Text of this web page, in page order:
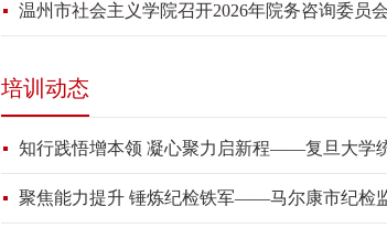
温州市社会主义学院召开2026年院务咨询委员
培训动态
知行践悟增本领 凝心聚力启新程——复旦大学
聚焦能力提升 锤炼纪检铁军——马尔康市纪检